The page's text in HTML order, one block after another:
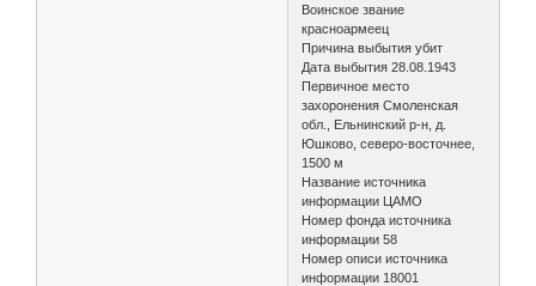
Воинское звание
красноармеец
Причина выбытия убит
Дата выбытия 28.08.1943
Первичное место
захоронения Смоленская
обл., Ельнинский р-н, д.
Юшково, северо-восточнее,
1500 м
Название источника
информации ЦАМО
Номер фонда источника
информации 58
Номер описи источника
информации 18001